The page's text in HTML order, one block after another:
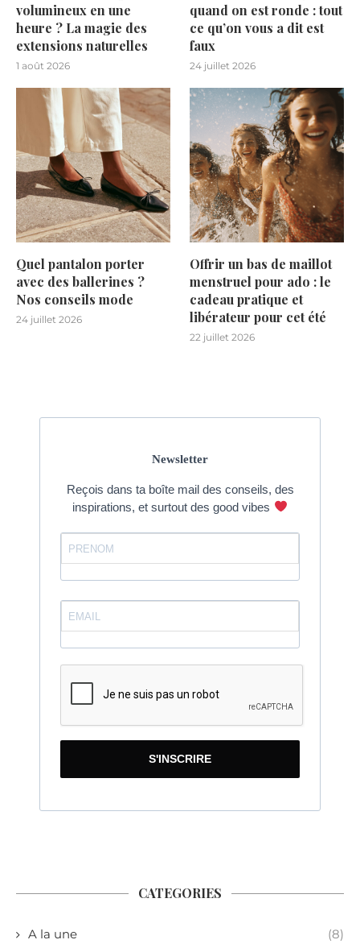
volumineux en une
heure ? La magie des
extensions naturelles
1 août 2026
quand on est ronde : tout
ce qu’on vous a dit est
faux
24 juillet 2026
Quel pantalon porter
avec des ballerines ?
Nos conseils mode
24 juillet 2026
Offrir un bas de maillot
menstruel pour ado : le
cadeau pratique et
libérateur pour cet été
22 juillet 2026
Newsletter
Reçois dans ta boîte mail des conseils, des
inspirations, et surtout des good vibes
S'INSCRIRE
CATEGORIES
A la une (8)